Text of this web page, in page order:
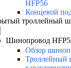
HFP56
Концевой
троллейный
Шинопровод
Обзор
Троллейный